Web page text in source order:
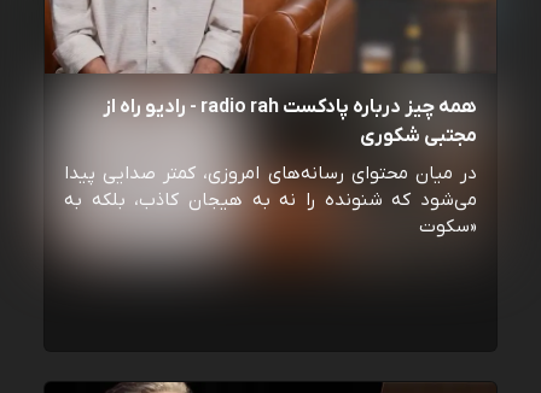
همه چیز درباره پادکست radio rah - رادیو راه از
مجتبی شکوری
در میان محتوای رسانه‌های امروزی، کمتر صدایی پیدا
می‌شود که شنونده را نه به هیجان کاذب، بلکه به
«سکوت